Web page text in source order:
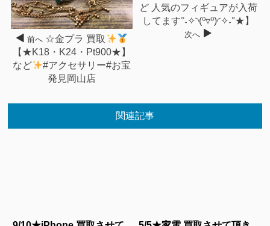
前へ ☆金プラ 買取
【★K18・K24・Pt900★】
など
#アクセサリー#お宝
発見岡山店
ど 人気のフィギュアが入荷
してます°˖✧◝(⁰▿⁰)◜✧˖°★】
次へ
関連記事